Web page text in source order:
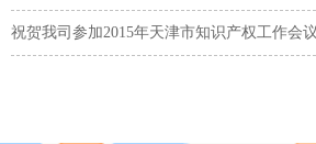
祝贺我司参加2015年天津市知识产权工作会